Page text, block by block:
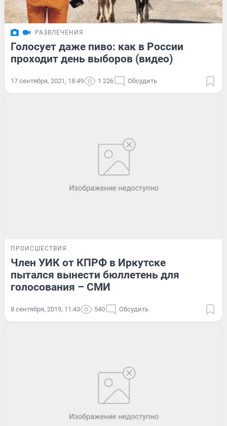
РАЗВЛЕЧЕНИЯ
Голосует даже пиво: как в России
проходит день выборов (видео)
17 сентября, 2021, 18:49 1 226 Обсудить
ПРОИСШЕСТВИЯ
Член УИК от КПРФ в Иркутске
пытался вынести бюллетень для
голосования – СМИ
8 сентября, 2019, 11:43 540 Обсудить